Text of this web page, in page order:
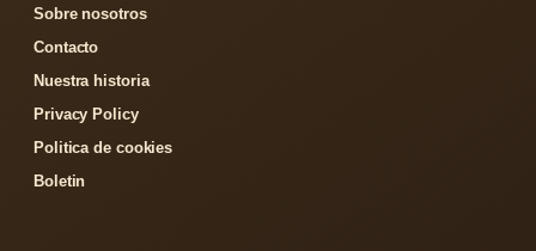
Sobre nosotros
Contacto
Nuestra historia
Privacy Policy
Politica de cookies
Boletin